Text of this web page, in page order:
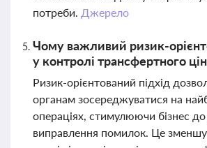
потреби. Джерело
Чому важливий ризик-
у контролі трансфертного
Ризик-орієнтований підхід
органам зосереджуватися на
операціях, стимулюючи бізнес
виправлення помилок. Це